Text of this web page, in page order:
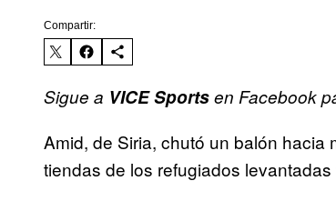
Compartir:
Sigue a VICE Sportsen Facebook
Amid, de Siria, chutó un balón
tiendas de los refugiados